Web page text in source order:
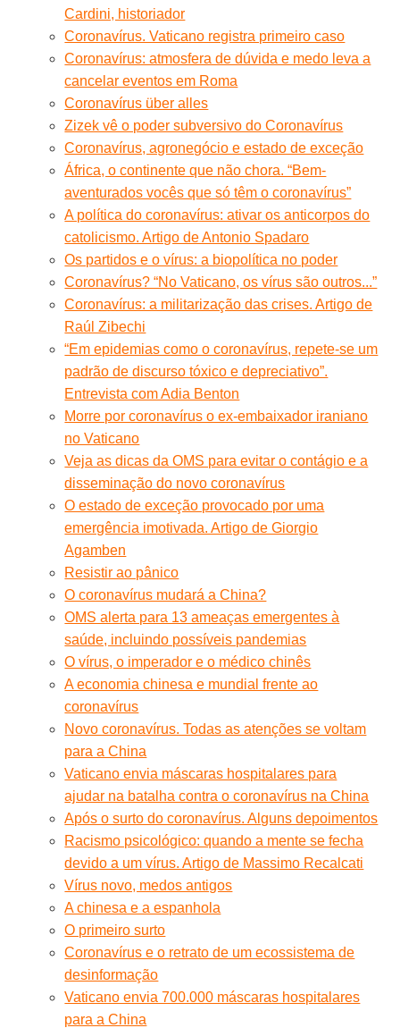
Cardini, historiador
Coronavírus. Vaticano registra primeiro caso
Coronavírus: atmosfera de dúvida e medo leva a
cancelar eventos em Roma
Coronavírus über alles
Zizek vê o poder subversivo do Coronavírus
Coronavírus, agronegócio e estado de exceção
África, o continente que não chora. “Bem-
aventurados vocês que só têm o coronavírus”
A política do coronavírus: ativar os anticorpos do
catolicismo. Artigo de Antonio Spadaro
Os partidos e o vírus: a biopolítica no poder
Coronavírus? “No Vaticano, os vírus são outros...”
Coronavírus: a militarização das crises. Artigo de
Raúl Zibechi
“Em epidemias como o coronavírus, repete-se um
padrão de discurso tóxico e depreciativo”.
Entrevista com Adia Benton
Morre por coronavírus o ex-embaixador iraniano
no Vaticano
Veja as dicas da OMS para evitar o contágio e a
disseminação do novo coronavírus
O estado de exceção provocado por uma
emergência imotivada. Artigo de Giorgio
Agamben
Resistir ao pânico
O coronavírus mudará a China?
OMS alerta para 13 ameaças emergentes à
saúde, incluindo possíveis pandemias
O vírus, o imperador e o médico chinês
A economia chinesa e mundial frente ao
coronavírus
Novo coronavírus. Todas as atenções se voltam
para a China
Vaticano envia máscaras hospitalares para
ajudar na batalha contra o coronavírus na China
Após o surto do coronavírus. Alguns depoimentos
Racismo psicológico: quando a mente se fecha
devido a um vírus. Artigo de Massimo Recalcati
Vírus novo, medos antigos
A chinesa e a espanhola
O primeiro surto
Coronavírus e o retrato de um ecossistema de
desinformação
Vaticano envia 700.000 máscaras hospitalares
para a China